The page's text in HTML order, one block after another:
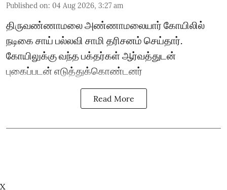
Published on: 04 Aug 2026, 3:27 am
திருவண்ணாமலை அண்ணாமலையார் கோயிலில்
நடிகை சாய் பல்லவி சாமி தரிசனம் செய்தார்.
கோயிலுக்கு வந்த பக்தர்கள் ஆர்வத்துடன்
புகைப்படன் எடுத்துக்கொண்டனர்
Read More
X